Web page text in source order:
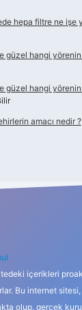
hepa filtre ne işe
güzel hangi
güzel hangi
amacı nedir ?
içerikleri
Bu internet
olup, gerçek